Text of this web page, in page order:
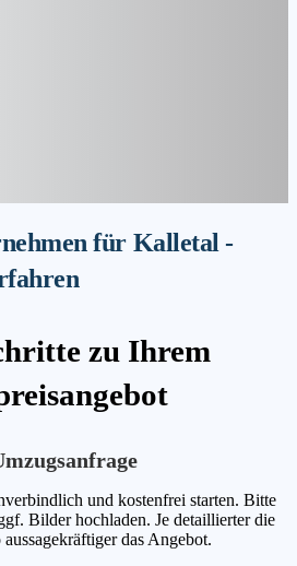
für Kalletal -
zu Ihrem
und kostenfrei starten. Bitte
Bilder hochladen. Je detaillierter die
das Angebot.